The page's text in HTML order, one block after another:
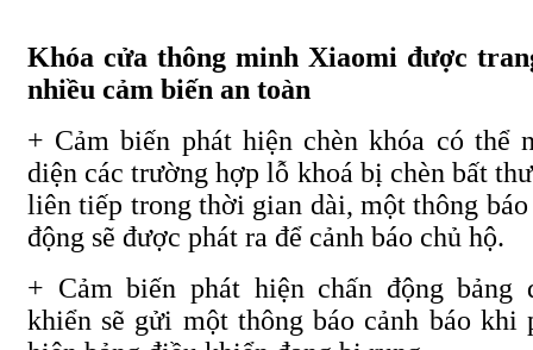
Khóa cửa thông minh Xiaomi được
nhiều cảm biến an toàn
+ Cảm biến phát hiện chèn khóa có thể
diện các trường hợp lỗ khoá bị chèn bất
liên tiếp trong thời gian dài, một thông báo
động sẽ được phát ra để cảnh báo chủ hộ.
+ Cảm biến phát hiện chấn động bảng
khiển sẽ gửi một thông báo cảnh báo khi